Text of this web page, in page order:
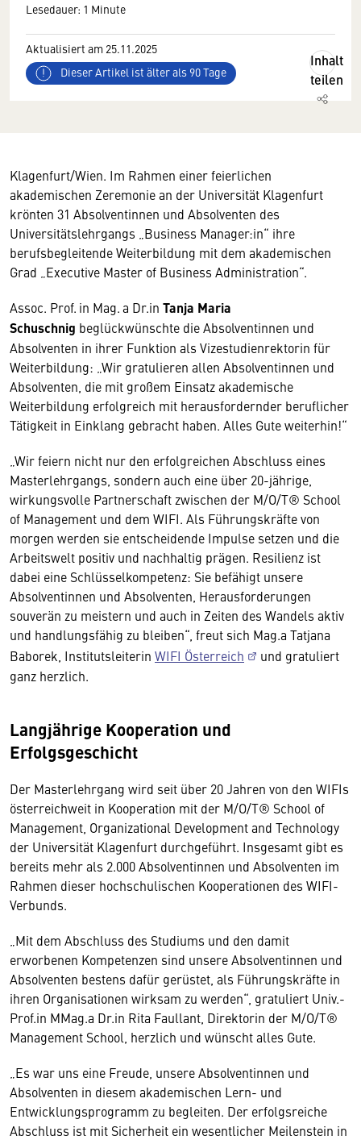
Lesedauer: 1 Minute
Aktualisiert am 25.11.2025
Dieser Artikel ist älter als 90 Tage
Inhalt
teilen
Klagenfurt/Wien. Im Rahmen einer feierlichen
akademischen Zeremonie an der Universität Klagenfurt
krönten 31 Absolventinnen und Absolventen des
Universitätslehrgangs „Business Manager:in“ ihre
berufsbegleitende Weiterbildung mit dem akademischen
Grad „Executive Master of Business Administration“.
Assoc. Prof. in Mag.a Dr.in Tanja Maria
Schuschnig beglückwünschte die Absolventinnen und
Absolventen in ihrer Funktion als Vizestudienrektorin für
Weiterbildung: „Wir gratulieren allen Absolventinnen und
Absolventen, die mit großem Einsatz akademische
Weiterbildung erfolgreich mit herausfordernder beruflicher
Tätigkeit in Einklang gebracht haben. Alles Gute weiterhin!“
„Wir feiern nicht nur den erfolgreichen Abschluss eines
Masterlehrgangs, sondern auch eine über 20-jährige,
wirkungsvolle Partnerschaft zwischen der M/O/T® School
of Management und dem WIFI. Als Führungskräfte von
morgen werden sie entscheidende Impulse setzen und die
Arbeitswelt positiv und nachhaltig prägen. Resilienz ist
dabei eine Schlüsselkompetenz: Sie befähigt unsere
Absolventinnen und Absolventen, Herausforderungen
souverän zu meistern und auch in Zeiten des Wandels aktiv
und handlungsfähig zu bleiben“, freut sich Mag.a Tatjana
Baborek, Institutsleiterin WIFI Österreich
und gratuliert
ganz herzlich.
Langjährige Kooperation und
Erfolgsgeschicht
Der Masterlehrgang wird seit über 20 Jahren von den WIFIs
österreichweit in Kooperation mit der M/O/T® School of
Management, Organizational Development and Technology
der Universität Klagenfurt durchgeführt. Insgesamt gibt es
bereits mehr als 2.000 Absolventinnen und Absolventen im
Rahmen dieser hochschulischen Kooperationen des WIFI-
Verbunds.
„Mit dem Abschluss des Studiums und den damit
erworbenen Kompetenzen sind unsere Absolventinnen und
Absolventen bestens dafür gerüstet, als Führungskräfte in
ihren Organisationen wirksam zu werden“, gratuliert Univ.-
Prof.in MMag.a Dr.in Rita Faullant, Direktorin der M/O/T®
Management School, herzlich und wünscht alles Gute.
„Es war uns eine Freude, unsere Absolventinnen und
Absolventen in diesem akademischen Lern- und
Entwicklungsprogramm zu begleiten. Der erfolgsreiche
Abschluss ist mit Sicherheit ein wesentlicher Meilenstein in